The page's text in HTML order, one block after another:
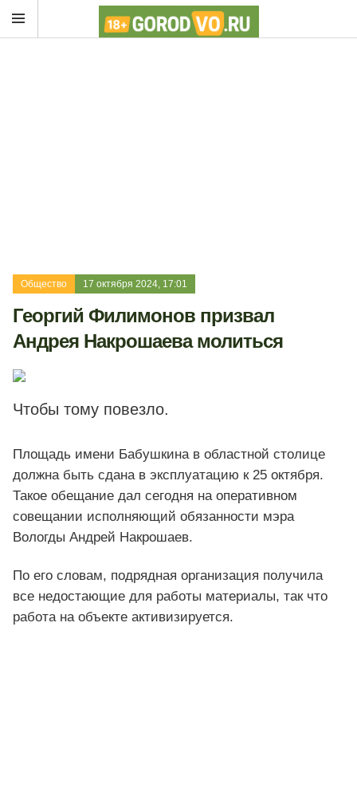
Общество 17 октября 2024, 17:01
Георгий Филимонов призвал
Андрея Накрошаева молиться
Чтобы тому повезло.
Площадь имени Бабушкина в областной столице
должна быть сдана в эксплуатацию к 25 октября.
Такое обещание дал сегодня на оперативном
совещании исполняющий обязанности мэра
Вологды Андрей Накрошаев.
По его словам, подрядная организация получила
все недостающие для работы материалы, так что
работа на объекте активизируется.